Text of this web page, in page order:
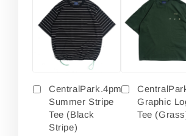
CentralPark.4pm
Summer Stripe
Tee (Black
Stripe)
Graphic
Tee